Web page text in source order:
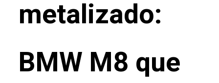
metalizado:
BMW M8 que